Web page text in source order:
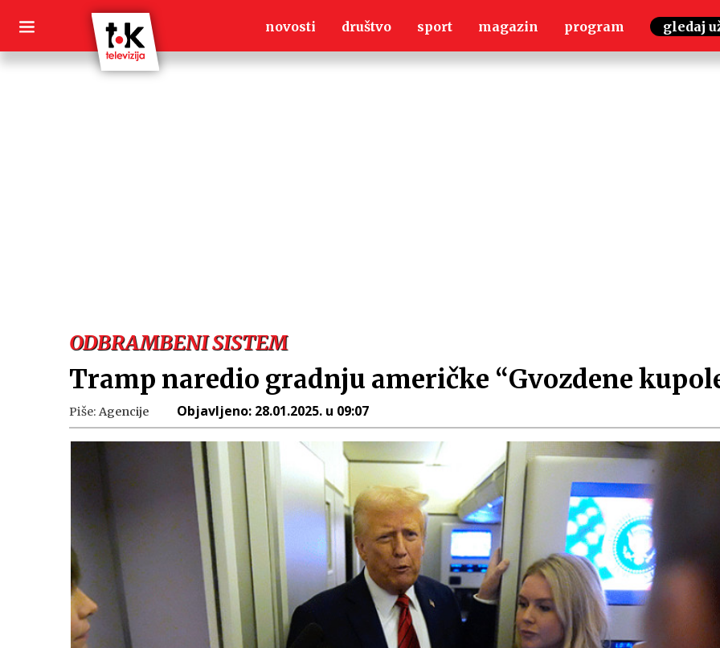
content
novosti društvo sport magazin program gledaj
ODBRAMBENI SISTEM
Tramp naredio gradnju američke “Gvozdene
Piše: Agencije Objavljeno: 28.01.2025. u 09:07